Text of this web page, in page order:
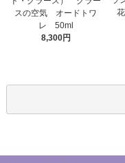
スの空気 オードトワ
レ 50ml
8,300円